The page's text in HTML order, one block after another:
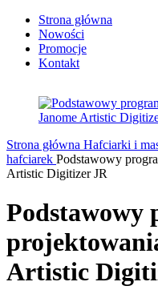
Strona główna
Nowości
Promocje
Kontakt
Strona główna Hafciarki i
hafciarek Podstawowy
Artistic Digitizer JR
Podstawowy
Artistic